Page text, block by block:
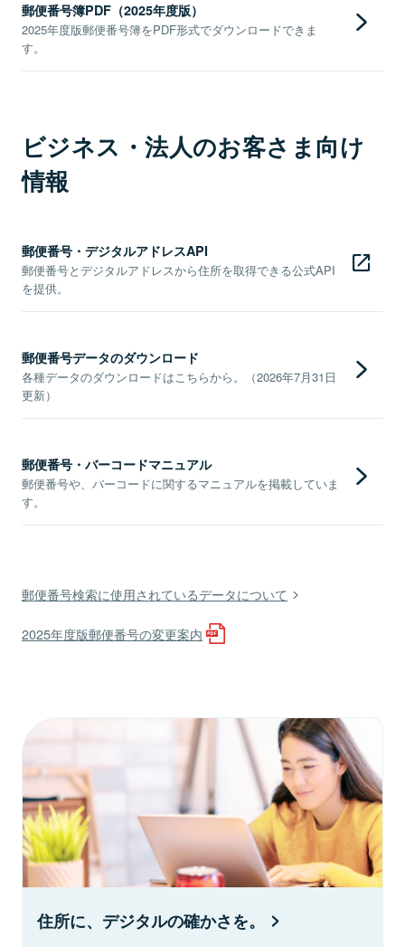
郵便番号簿PDF（2025年度版）
2025年度版郵便番号簿をPDF形式でダウンロードできま
す。
ビジネス・法人のお客さま向け
情報
郵便番号・デジタルアドレスAPI
郵便番号とデジタルアドレスから住所を取得できる公式API
を提供。
郵便番号データのダウンロード
各種データのダウンロードはこちらから。（2026年7月31日
更新）
郵便番号・バーコードマニュアル
郵便番号や、バーコードに関するマニュアルを掲載していま
す。
郵便番号検索に使用されているデータについて
2025年度版郵便番号の変更案内
住所に、デジタルの確かさを。